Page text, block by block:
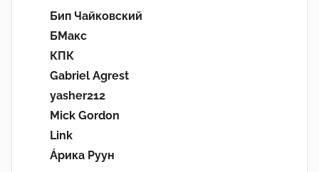
Бип Чайковский
БМакс
КПК
Gabriel Agrest
yasher212
Mick Gordon
Link
Áрика Руун